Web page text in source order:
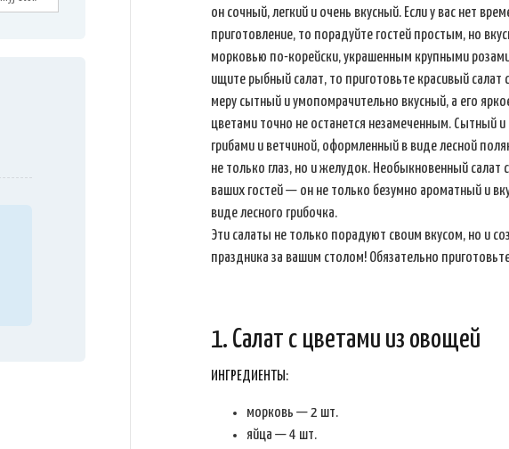
он сочный, легкий и очень вкусный. Если у вас нет
приготовление, то порадуйте гостей простым, но
морковью по-корейски, украшенным крупными
ищите рыбный салат, то приготовьте красивый
меру сытный и умопомрачительно вкусный, а его
цветами точно не останется незамеченным. Сытный и
грибами и ветчиной, оформленный в виде лесной
не только глаз, но и желудок. Необыкновенный салат
ваших гостей — он не только безумно ароматный и
виде лесного грибочка.
Эти салаты не только порадуют своим вкусом, но и
праздника за вашим столом! Обязательно
1. Салат с цветами из овощей
ИНГРЕДИЕНТЫ:
морковь — 2 шт.
яйца — 4 шт.